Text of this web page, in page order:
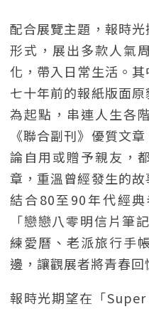
配合展覽主題，報時光
形式，展出多款人氣
化，帶入日常生活。
七十年前的報紙版面
為起點，串連人生各
《聯合副刊》優質文
論自用或贈予親友，
章，重溫曾經發生的
結合80至90年代經
「戀戀八零明信片筆
練愛曆、老派旅行手
邊，讓觀展者將青春回
報時光期望在「